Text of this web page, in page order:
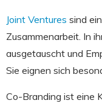
Joint Ventures sind
Zusammenarbeit. In
ausgetauscht und
Sie eignen sich
Co-Branding ist eine